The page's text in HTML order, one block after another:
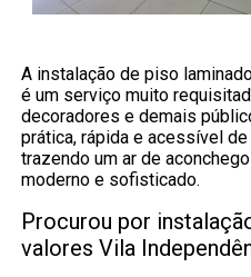
A instalação de piso
é um serviço muito
decoradores e demais
prática, rápida e acessível
trazendo um ar de
moderno e sofisticado.
Procurou por
valores Vila